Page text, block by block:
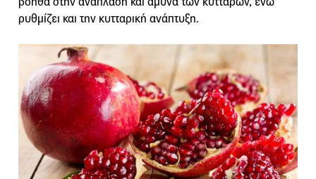
ρυθμίζει και την κυτταρική ανάπτυξη.